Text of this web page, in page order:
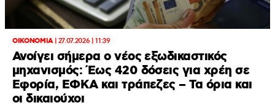
ΟΙΚΟΝΟΜΙΑ| 27.07.2026 | 11:39
Ανοίγει σήμερα ο νέος εξωδικαστικός
μηχανισμός: Έως 420 δόσεις για χρέη σε
Εφορία, ΕΦΚΑ και τράπεζες – Τα όρια και
οι δικαιούχοι